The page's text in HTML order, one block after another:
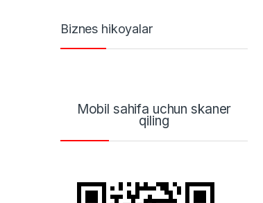
Biznes hikoyalar
Mobil sahifa uchun skaner
qiling